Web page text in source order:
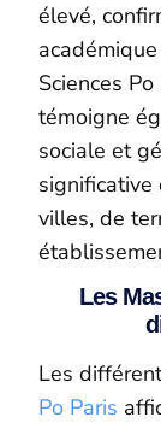
élevé,
Sciences
témoigne
sociale et
significative
villes, de
Les
Les
Po Paris